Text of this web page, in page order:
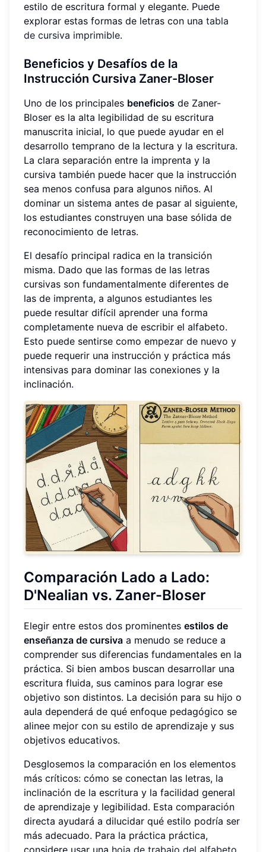
estilo de escritura formal y elegante. Puede
explorar estas formas de letras con una tabla
de cursiva imprimible.
Beneficios y Desafíos de la
Instrucción Cursiva Zaner-Bloser
Uno de los principales beneficios de Zaner-
Bloser es la alta legibilidad de su escritura
manuscrita inicial, lo que puede ayudar en el
desarrollo temprano de la lectura y la escritura.
La clara separación entre la imprenta y la
cursiva también puede hacer que la instrucción
sea menos confusa para algunos niños. Al
dominar un sistema antes de pasar al siguiente,
los estudiantes construyen una base sólida de
reconocimiento de letras.
El desafío principal radica en la transición
misma. Dado que las formas de las letras
cursivas son fundamentalmente diferentes de
las de imprenta, a algunos estudiantes les
puede resultar difícil aprender una forma
completamente nueva de escribir el alfabeto.
Esto puede sentirse como empezar de nuevo y
puede requerir una instrucción y práctica más
intensivas para dominar las conexiones y la
inclinación.
Comparación Lado a Lado:
D'Nealian vs. Zaner-Bloser
Elegir entre estos dos prominentes estilos de
enseñanza de cursiva a menudo se reduce a
comprender sus diferencias fundamentales en la
práctica. Si bien ambos buscan desarrollar una
escritura fluida, sus caminos para lograr ese
objetivo son distintos. La decisión para su hijo o
aula dependerá de qué enfoque pedagógico se
alinee mejor con su estilo de aprendizaje y sus
objetivos educativos.
Desglosemos la comparación en los elementos
más críticos: cómo se conectan las letras, la
inclinación de la escritura y la facilidad general
de aprendizaje y legibilidad. Esta comparación
directa ayudará a dilucidar qué estilo podría ser
más adecuado. Para la práctica práctica,
considere usar una hoja de trabajo del alfabeto